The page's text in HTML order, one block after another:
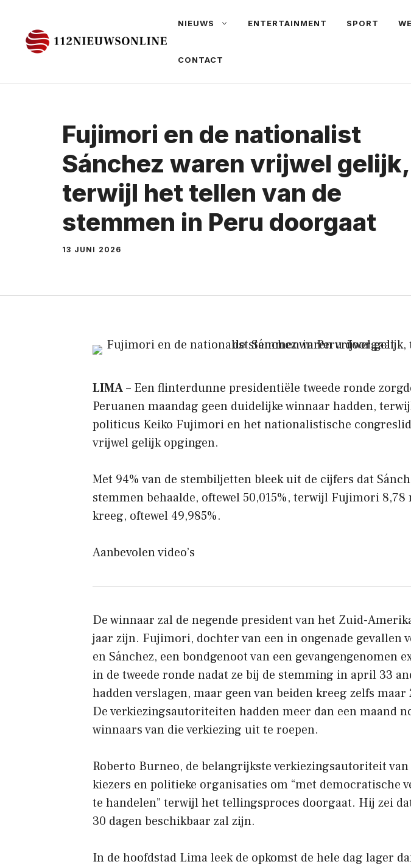
NIEUWS ENTERTAINMENT SPORT
CONTACT
Fujimori en de nationalist
Sánchez waren vrijwel gelijk,
terwijl het tellen van de
stemmen in Peru doorgaat
13 JUNI 2026
LIMA– Een flinterdunne presidentiële tweede ronde
Peruanen maandag geen duidelijke winnaar hadden,
politicus Keiko Fujimori en het nationalistische
vrijwel gelijk opgingen.
Met 94% van de stembiljetten bleek uit de cijfers dat
stemmen behaalde, oftewel 50,015%, terwijl Fujimori
kreeg, oftewel 49,985%.
Aanbevolen video’s
De winnaar zal de negende president van het Zuid-
jaar zijn. Fujimori, dochter van een in ongenade gevallen
en Sánchez, een bondgenoot van een gevangengenomen
in de tweede ronde nadat ze bij de stemming in april 33
hadden verslagen, maar geen van beiden kreeg zelfs maar
De verkiezingsautoriteiten hadden meer dan een maand
winnaars van die verkiezing uit te roepen.
Roberto Burneo, de belangrijkste verkiezingsautoriteit
kiezers en politieke organisaties om “met democratische
te handelen” terwijl het tellingsproces doorgaat. Hij zei
30 dagen beschikbaar zal zijn.
In de hoofdstad Lima leek de opkomst de hele dag lager